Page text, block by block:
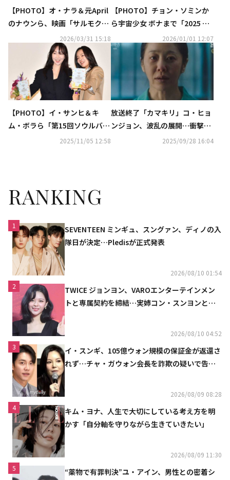
【PHOTO】オ・ナラ＆元April
のナウンら、映画「サルモク
池」VIP試写会に出席2026/03/31 15:18
【PHOTO】チョン・ソミンか
ら宇宙少女 ボナまで「2025 SB
S演技大賞」レッドカーペット
に登場
2026/01/01 12:07
【PHOTO】イ・サンヒ＆キ
ム・ボラら「第15回ソウルバリ
アフリー映画祭」開幕式に出席
2025/11/05 12:58
放送終了「カマキリ」コ・ヒョ
ンジョン、波乱の展開…衝撃の
ラストとは【ネタバレあり】
2025/09/28 16:04
RANKING
1
SEVENTEEN ミンギュ、スングァン、ディノの入
隊日が決定…Pledisが正式発表
2026/08/10 01:54
2
TWICE ジョンヨン、VAROエンターテインメン
トと専属契約を締結…実姉コン・スンヨンと同
2026/08/10 04:52
3
イ・スンギ、105億ウォン規模の保証金が返還さ
れず…チャ・ガウォン会長を詐欺の疑いで告訴
2026/08/09 08:28
4
キム・ヨナ、人生で大切にしている考え方を明
かす「自分軸を守りながら生きていきたい」
2026/08/09 11:30
5
“薬物で有罪判決”ユ・アイン、男性との密着シ